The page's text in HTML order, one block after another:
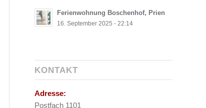
Ferienwohnung Boschenhof, Prien
16. September 2025 - 22:14
KONTAKT
Adresse:
Postfach 1101